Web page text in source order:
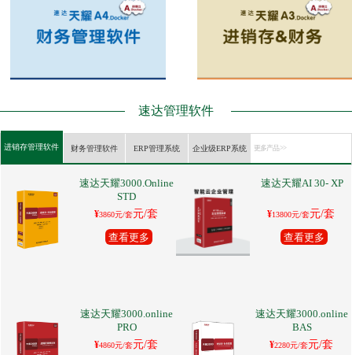
速达管理软件
进销存管理软件 财务管理软件 ERP管理系统 企业级ERP系统 更多产品 >>
速达天耀3000.Online
STD
¥3860元/套元/套
查看更多
速达天耀AI 30- XP
¥13800元/套元/套
查看更多
速达天耀3000.online
PRO
¥4860元/套元/套
速达天耀3000.online
BAS
¥2280元/套元/套